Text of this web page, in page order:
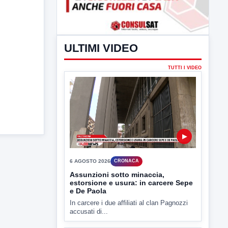
ULTIMI VIDEO
TUTTI I VIDEO
▶
6 AGOSTO 2026 CRONACA
Assunzioni sotto minaccia,
estorsione e usura: in carcere Sepe
e De Paola
In carcere i due affiliati al clan Pagnozzi
accusati di...